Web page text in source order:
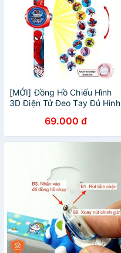
[MỚI] Đồng Hồ Chiếu Hình
3D Điện Tử Đeo Tay Đủ Hình
Cho Bé Trai Và Bé Gái - Đồ
Chơi Cho Bé
69.000 đ